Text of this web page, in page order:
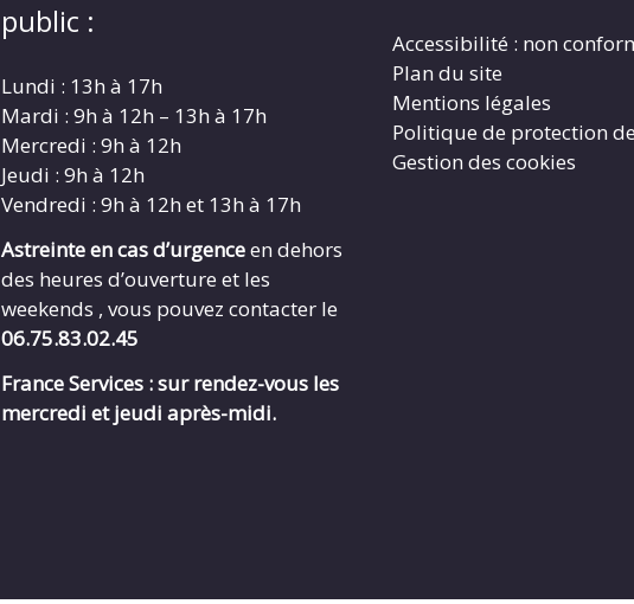
public :
Lundi : 13h à 17h
Mardi : 9h à 12h – 13h à 17h
Mercredi : 9h à 12h
Jeudi : 9h à 12h
Vendredi : 9h à 12h et 13h à 17h
Astreinte en cas d’urgenceen dehors
des heures d’ouverture et les
weekends , vous pouvez contacter le
06.75.83.02.45
France Services : sur rendez-vous les
mercredi et jeudi après-midi.
Accessibilité : non
Plan du site
Mentions légales
Politique de protection
Gestion des cookies